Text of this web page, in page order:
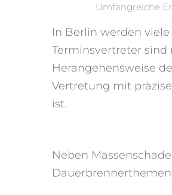
Umfangreiche
In Berlin werden
Terminsvertreter sind
Herangehensweise
Vertretung mit
ist.
Neben